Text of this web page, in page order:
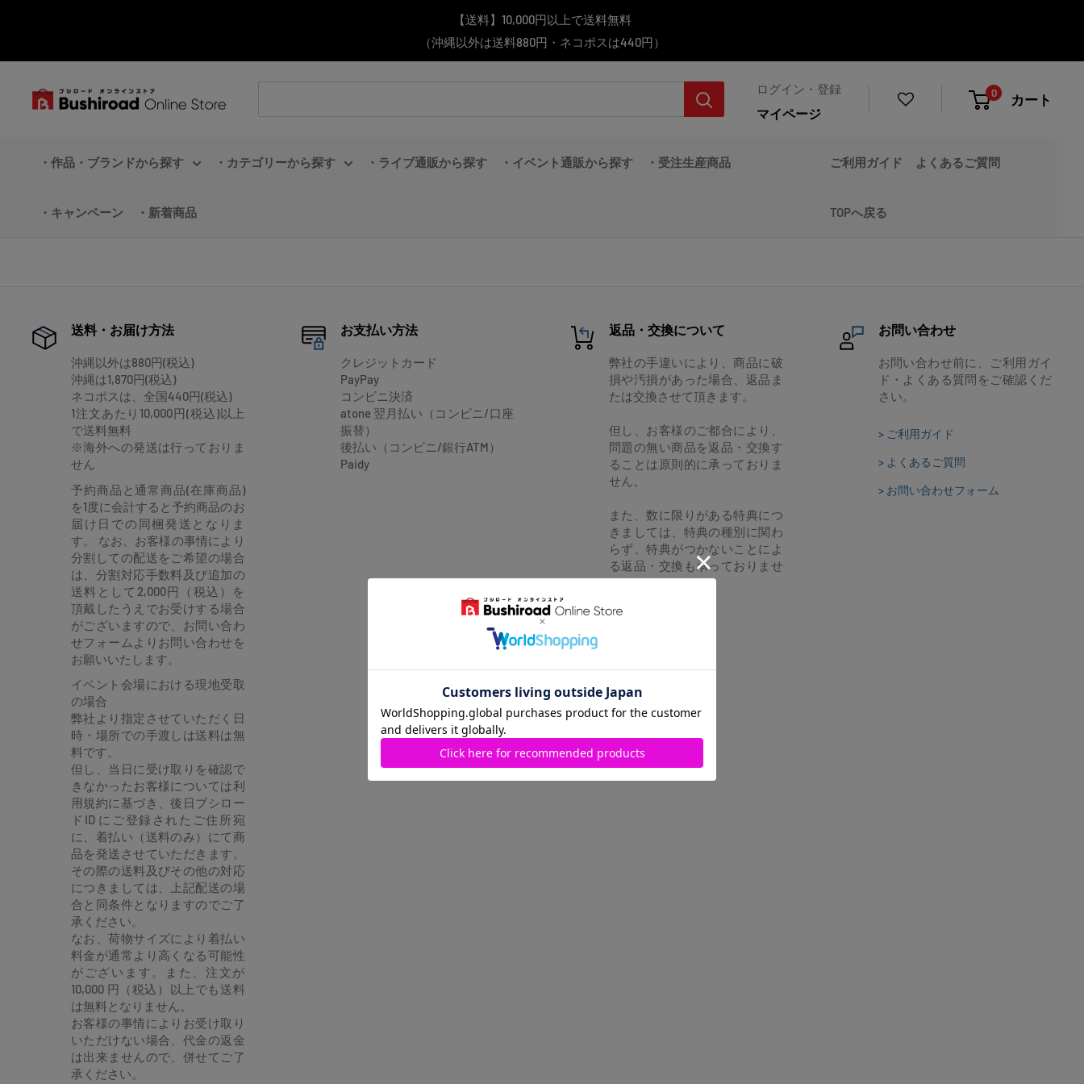
テ
▼送料をおトクにお買物する方法をご紹介♪
【こちらをクリック】
【送料】10,000円以上で送料無料
（沖縄以外は送料880円・ネコポスは440円）
BanG Dream! ちゃむりぃ みに Ave Mujica 鮮美透涼 ver.販売中！
▼「作品・ブランドから探す」で
欲しい商品を手に入れよう！
▼スムーズに商品を探すなら、
「カテゴリーから探す」を活用しよう！
▼お気に入り登録機能を活用しよう♪
【こちらをクリック】
ブ
オ
ス
ログイン・登録
マイページ
0 カート
・作品・ブランドから探す ・カテゴリーから探す ・ライブ通販から探す ・イベント通販から探す ・受注生産商品
・キャンペーン ・新着商品
ご利用ガイド よくあるご質問
TOPへ戻る
送料・お届け方法
沖縄以外は880円(税込)
沖縄は1,870円(税込)
ネコポスは、全国440円(税込)
1注文あたり10,000円(税込)以上
で送料無料
※海外への発送は行っておりま
せん
予約商品と通常商品(在庫商品)
を1度に会計すると予約商品のお
届け日での同梱発送となりま
す。 なお、お客様の事情により
分割しての配送をご希望の場合
は、分割対応手数料及び追加の
送料として2,000円（税込）を
頂戴したうえでお受けする場合
がございますので、お問い合わ
せフォームよりお問い合わせを
お願いいたします。
イベント会場における現地受取
の場合
弊社より指定させていただく日
時・場所での手渡しは送料は無
料です。
但し、当日に受け取りを確認で
きなかったお客様については利
用規約に基づき、後日ブシロー
ドID にご登録されたご住所宛
に、着払い（送料のみ）にて商
品を発送させていただきます。
その際の送料及びその他の対応
につきましては、上記配送の場
合と同条件となりますのでご了
承ください。
なお、荷物サイズにより着払い
料金が通常より高くなる可能性
がございます。また、注文が
10,000 円（税込）以上でも送料
は無料となりません。
お客様の事情によりお受け取り
いただけない場合、代金の返金
は出来ませんので、併せてご了
承ください。
お支払い方法
クレジットカード
PayPay
コンビニ決済
atone 翌月払い（コンビニ/口座
振替）
後払い（コンビニ/銀行ATM）
Paidy
返品・交換について
弊社の手違いにより、商品に破
損や汚損があった場合、返品ま
たは交換させて頂きます。
但し、お客様のご都合により、
問題の無い商品を返品・交換す
ることは原則的に承っておりま
せん。
また、数に限りがある特典につ
きましては、特典の種別に関わ
らず、特典がつかないことによ
る返品・交換も承っておりませ
ん。
お問い合わせ
お問い合わせ前に、ご利用ガイ
ド・よくある質問をご確認くだ
さい。
> ご利用ガイド
> よくあるご質問
> お問い合わせフォーム